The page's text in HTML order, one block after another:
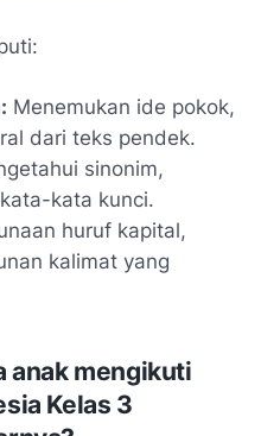
Menemukan ide pokok,
dari teks pendek.
sinonim,
kata kunci.
huruf kapital,
kalimat yang
anak mengikuti
Kelas 3